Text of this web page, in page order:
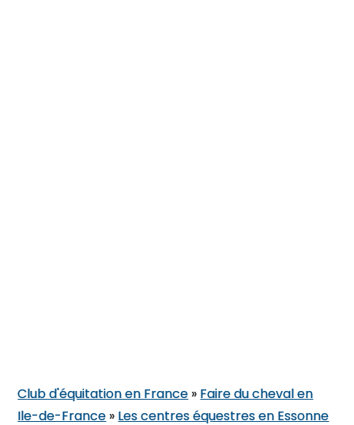
Club d'équitation en France » Faire du cheval en
Ile-de-France » Les centres équestres en Essonne